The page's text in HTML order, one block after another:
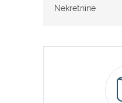
Nekretnine